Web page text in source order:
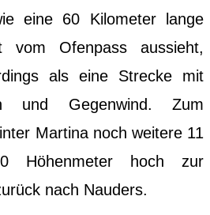
eine 60 Kilometer lange
vom Ofenpass aussieht,
als eine Strecke mit
und Gegenwind. Zum
Martina noch weitere 11
Höhenmeter hoch zur
nach Nauders.